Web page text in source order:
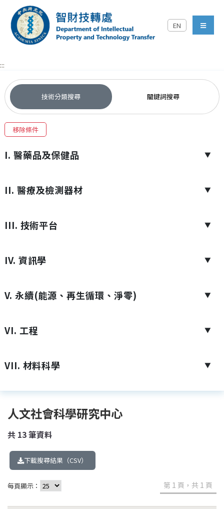
跳到主要內容區塊
中央研究院智財技轉處對
EN
menu
:::
技術分類搜尋 關鍵詞搜尋
移除條件
I. 醫藥品及保健品 ▼
II. 醫療及檢測器材 ▼
III. 技術平台 ▼
IV. 資訊學 ▼
V. 永續(能源、再生循環、淨零) ▼
VI. 工程 ▼
VII. 材料科學 ▼
人文社會科學研究中心
共 13筆資料
下載搜尋結果（CSV）
每頁顯示： 第 1 頁，共 1 頁